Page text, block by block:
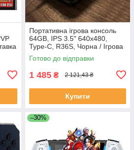
Портативна ігрова консоль
64GB, IPS 3.5" 640x480,
Type-C, R36S, Чорна / Ігрова
приставка
Готово до відправки
1 485 ₴ 2 121,43 ₴
Купити
–30%